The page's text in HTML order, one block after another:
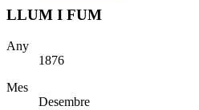
LLUM I FUM
Any
1876
Mes
Desembre